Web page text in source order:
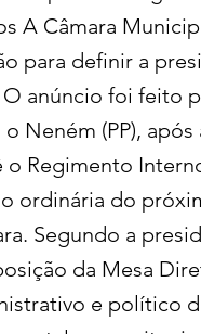
A Câmara
para definir a
O anúncio foi feito
o Neném (PP),
o Regimento
ordinária do
Segundo a
da Mesa
e político